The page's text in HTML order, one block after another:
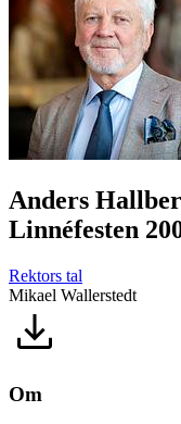
Anders
Linnéfesten
Rektors tal
Mikael Wallerstedt
Om